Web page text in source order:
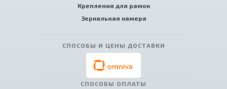
Крепления для рамок
Зеркальная камера
СПОСОБЫ И ЦЕНЫ ДОСТАВКИ
СПОСОБЫ ОПЛАТЫ